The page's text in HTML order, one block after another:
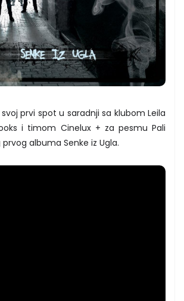
prvi spot u saradnji sa klubom Leila
i timom Cinelux + za pesmu Pali
albuma Senke iz Ugla.